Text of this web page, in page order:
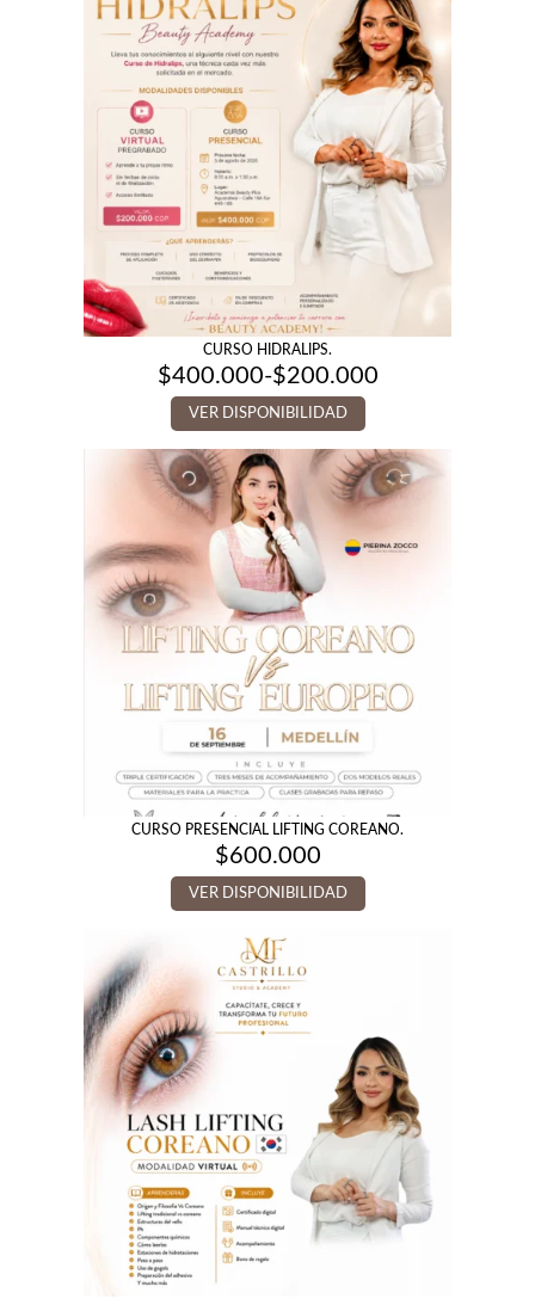
CURSO HIDRALIPS.
$200.000
-
$400.000
Rango
de
precios:
desde
$200.000
hasta
$400.000
VER DISPONIBILIDAD
CURSO PRESENCIAL LIFTING COREANO.
$600.000
VER DISPONIBILIDAD